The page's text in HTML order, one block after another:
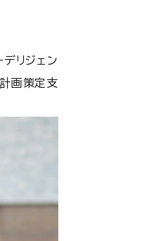
リジェン
画策定支